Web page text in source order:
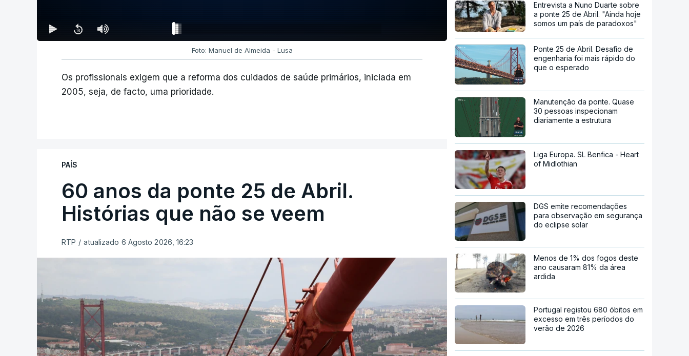
Foto: Manuel de Almeida - Lusa
Os profissionais exigem que a reforma dos cuidados de saúde primários, iniciada em
2005, seja, de facto, uma prioridade.
PAÍS
60 anos da ponte 25 de Abril.
Histórias que não se veem
RTP / atualizado 6 Agosto 2026, 16:23
Entrevista a Nuno Duarte sobre
a ponte 25 de Abril. "Ainda hoje
somos um país de paradoxos"
Ponte 25 de Abril. Desafio de
engenharia foi mais rápido do
que o esperado
Manutenção da ponte. Quase
30 pessoas inspecionam
diariamente a estrutura
Liga Europa. SL Benfica - Heart
of Midlothian
DGS emite recomendações
para observação em segurança
do eclipse solar
Menos de 1% dos fogos deste
ano causaram 81% da área
ardida
Portugal registou 680 óbitos em
excesso em três períodos do
verão de 2026